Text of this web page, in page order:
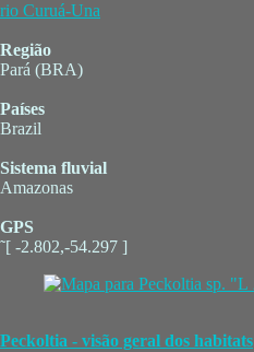
rio Curuá-Una
Região
Pará (BRA)
Países
Brazil
Sistema fluvial
Amazonas
GPS
˜[ -2.802,-54.297 ]
Peckoltia - visão geral dos habitats